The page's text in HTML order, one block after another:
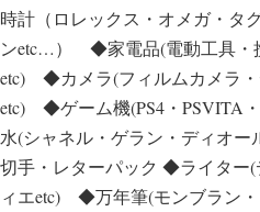
時計（ロレックス・オメガ・タ
ンetc…） ◆家電品(電動工具・
etc) ◆カメラ(フィルムカメラ
etc) ◆ゲーム機(PS4・PSVITA
水(シャネル・ゲラン・ディオ
切手・レターパック ◆ライター
ィエetc) ◆万年筆(モンブラン